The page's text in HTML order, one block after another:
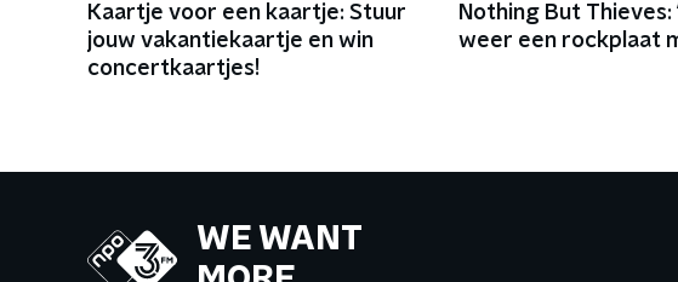
Kaartje voor een kaartje: Stuur
jouw vakantiekaartje en win
concertkaartjes!
Nothing But Thieves:
weer een rockplaat
WE WANT